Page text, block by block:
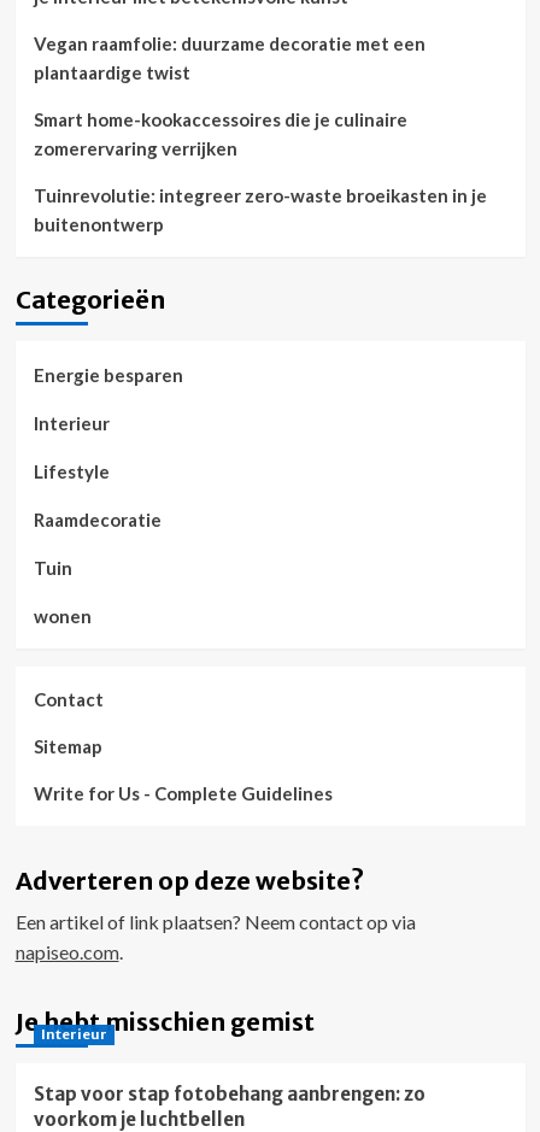
Vegan raamfolie: duurzame decoratie met een
plantaardige twist
Smart home-kookaccessoires die je culinaire
zomerervaring verrijken
Tuinrevolutie: integreer zero-waste broeikasten in je
buitenontwerp
Categorieën
Energie besparen
Interieur
Lifestyle
Raamdecoratie
Tuin
wonen
Contact
Sitemap
Write for Us - Complete Guidelines
Adverteren op deze website?
Een artikel of link plaatsen? Neem contact op via
napiseo.com.
Je hebt misschien gemist
Interieur
Stap voor stap fotobehang aanbrengen: zo
voorkom je luchtbellen